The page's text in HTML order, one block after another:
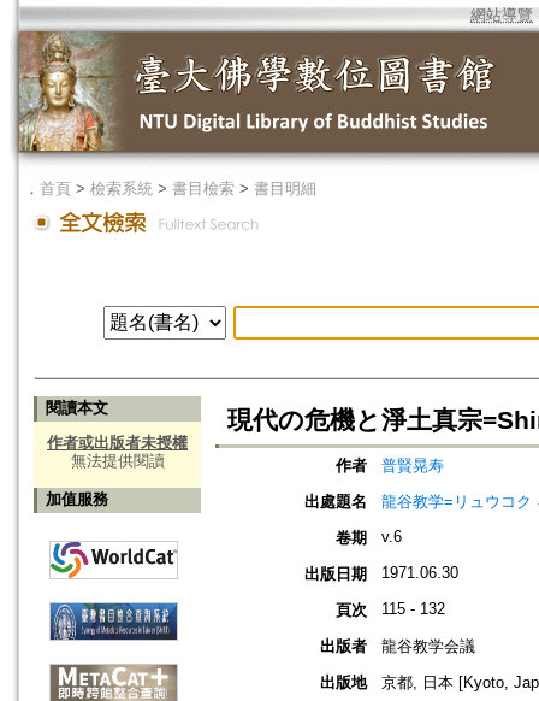
網站導覽
． 首頁 > 檢索系統 > 書目檢索 > 書目明細
閱讀本文
作者或出版者未授權
無法提供閱讀
加值服務
現代の危機と淨土真宗
作者
普賢晃寿
出處題名
龍谷教学=リュウコク
卷期
v.6
出版日期 1971.06.30
頁次 115 - 132
出版者
龍谷教学会議
出版地
京都, 日本 [Kyoto,